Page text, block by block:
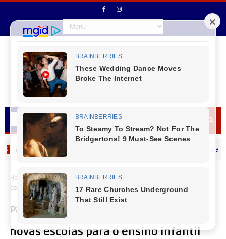
entre carro e motocicleta é registrado em Laranjeiras do Sul
Home Educação
Paraná investe R$ 543 milhões em novas
escolas para o ensino infantil em mais de 100 cidades
Paraná investe R$ 543 milhões em
novas escolas para o ensino infantil